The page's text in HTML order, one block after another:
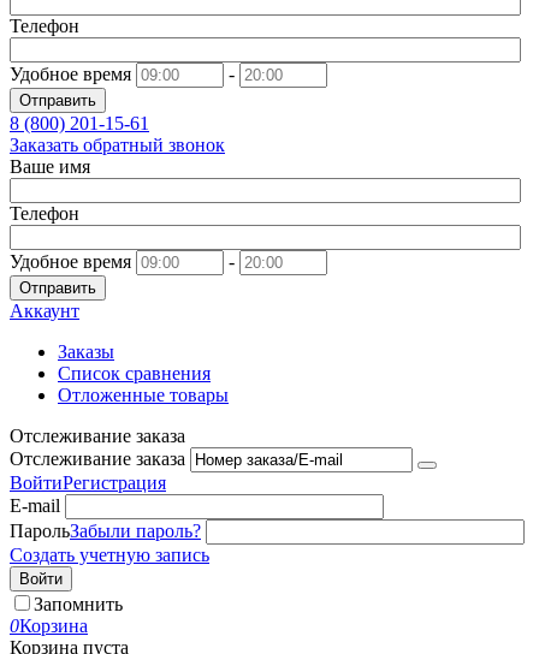
Телефон
Удобное время -
Отправить
8 (800) 201-15-61
Заказать обратный звонок
Ваше имя
Телефон
Удобное время -
Отправить
Аккаунт
Заказы
Список сравнения
Отложенные товары
Отслеживание заказа
Отслеживание заказа
ВойтиРегистрация
E-mail
ПарольЗабыли пароль?
Создать учетную запись
Войти
Запомнить
0Корзина
Корзина пуста